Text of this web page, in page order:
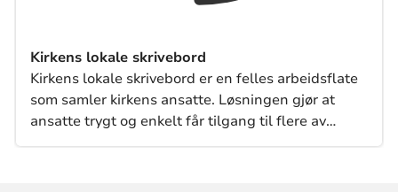
Kirkens lokale skrivebord
Kirkens lokale skrivebord er en felles arbeidsflate
som samler kirkens ansatte. Løsningen gjør at
ansatte trygt og enkelt får tilgang til flere av
kirkens digitale fellesløsninger – både de vi har i